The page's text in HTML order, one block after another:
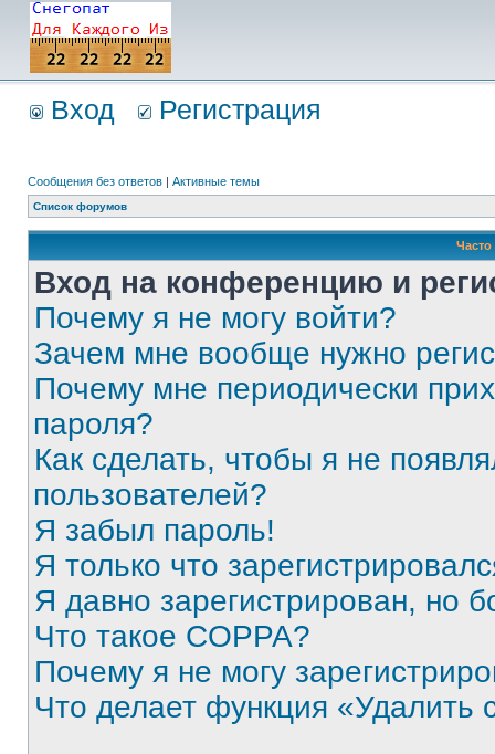
Вход Регистрация
Сообщения без ответов | Активные темы
Список форумов
Вход на конференцию и
Почему я не могу войти?
Зачем мне вообще нужно
Почему мне периодически
пароля?
Как сделать, чтобы я не
пользователей?
Я забыл пароль!
Я только что
Я давно зарегистрирован, но
Что такое COPPA?
Почему я не могу
Что делает функция «Удалить